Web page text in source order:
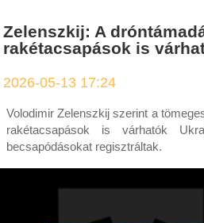
Zelenszkij: A
rakétacsapások is
2026-05-13 17:24
Volodimir Zelenszkij szerint a
rakétacsapások is várhatók
becsapódásokat regisztráltak.